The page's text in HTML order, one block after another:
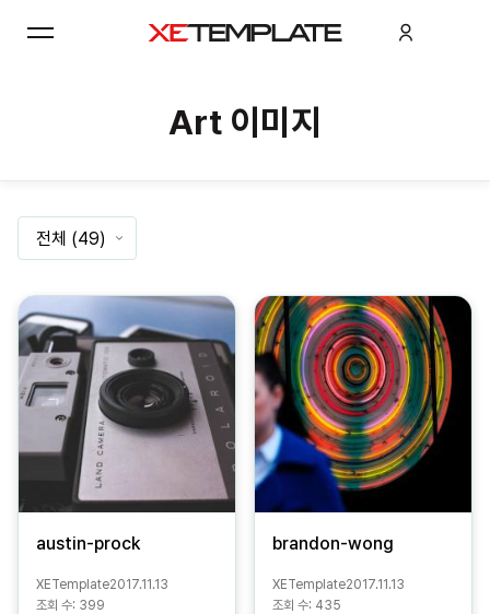
Art 이미지
전체 (49)
austin-prock
XETemplate2017.11.13
조회 수: 399
brandon-wong
XETemplate2017.11.13
조회 수: 435